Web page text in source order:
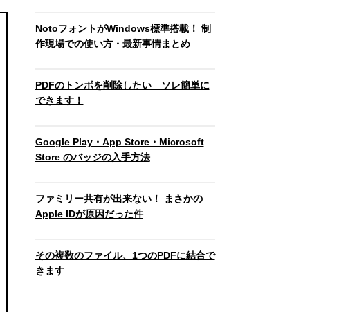
NotoフォントがWindows標準搭載！ 制
作現場での使い方・最新事情まとめ
PDFのトンボを削除したい ソレ簡単に
できます！
Google Play・App Store・Microsoft
Store のバッジの入手方法
ファミリー共有が出来ない！ まさかの
Apple IDが原因だった件
その複数のファイル、1つのPDFに結合で
きます